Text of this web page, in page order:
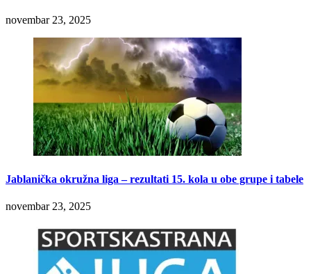
novembar 23, 2025
Jablanička okružna liga – rezultati 15. kola u obe grupe i tabele
novembar 23, 2025